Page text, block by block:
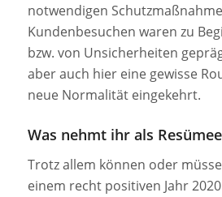
notwendigen
Kundenbesuchen waren zu
bzw. von Unsicherheiten
aber auch hier eine gewisse
neue Normalität eingekehrt.
Was nehmt ihr als
Trotz allem können oder
einem recht positiven Jahr